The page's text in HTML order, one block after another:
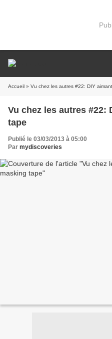
Accueil » Vu chez les autres #22: DIY
Vu chez les autres #22:
tape
Publié le 03/03/2013 à 05:00
Par mydiscoveries